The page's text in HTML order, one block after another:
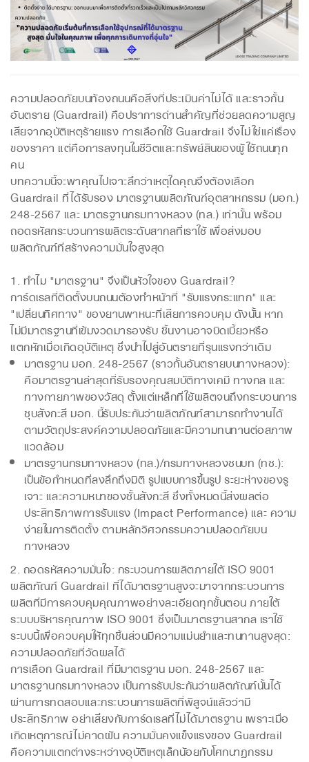
ความปลอดภัยบนท้องถนนคือสิ่งที่ประเมินค่าไม่ได้ และราวกั้น
อันตราย (Guardrail) คือปราการด่านสำคัญที่ช่วยลดความสูญ
เสียจากอุบัติเหตุร้ายแรง การเลือกใช้ Guardrail จึงไม่ใช่แค่เรื่อง
ของราคา แต่คือการลงทุนในชีวิตและทรัพย์สินของผู้ใช้ถนนทุก
คน
บทความนี้จะพาคุณไปเจาะลึกว่าเหตุใดคุณจึงต้องเลือก
Guardrail ที่ได้รับรอง มาตรฐานผลิตภัณฑ์อุตสาหกรรม (มอก.)
248-2567 และ มาตรฐานกรมทางหลวง (ทล.) เท่านั้น พร้อม
ถอดรหัสกระบวนการผลิตระดับสากลที่เราใช้ เพื่อส่งมอบ
ผลิตภัณฑ์ที่สร้างความมั่นใจสูงสุด
1. ทำไม "มาตรฐาน" จึงเป็นหัวใจของ Guardrail?
การ์ดเรลที่ติดตั้งบนถนนต้องทำหน้าที่ "รับแรงกระแทก" และ
"เปลี่ยนทิศทาง" ของยานพาหนะที่เสียการควบคุม ดังนั้น หาก
ไม่มีมาตรฐานที่เข้มงวดมารองรับ ชิ้นงานอาจบิดเบี้ยวหรือ
แตกหักเมื่อเกิดอุบัติเหตุ ซึ่งนำไปสู่อันตรายที่รุนแรงกว่าเดิม
มาตรฐาน มอก. 248-2567 (ราวกั้นอันตรายบนทางหลวง):
คือมาตรฐานล่าสุดที่รับรองคุณสมบัติทางเคมี ทางกล และ
ทางกายภาพของวัสดุ ตั้งแต่เหล็กที่ใช้ผลิตจนถึงกระบวนการ
ชุบสังกะสี มอก. นี้รับประกันว่าผลิตภัณฑ์สามารถทำงานได้
ตามวัตถุประสงค์ความปลอดภัยและมีความทนทานต่อสภาพ
แวดล้อม
มาตรฐานกรมทางหลวง (ทล.)/กรมทางหลวงชนบท (ทช.):
เป็นข้อกำหนดที่ลงลึกถึงมิติ รูปแบบการขึ้นรูป ระยะห่างของรู
เจาะ และความหนาของชั้นสังกะสี ซึ่งทั้งหมดนี้ส่งผลต่อ
ประสิทธิภาพการรับแรง (Impact Performance) และ ความ
ง่ายในการติดตั้ง ตามหลักวิศวกรรมความปลอดภัยบน
ทางหลวง
2. ถอดรหัสความมั่นใจ: กระบวนการผลิตภายใต้ ISO 9001
ผลิตภัณฑ์ Guardrail ที่ได้มาตรฐานสูงจะมาจากกระบวนการ
ผลิตที่มีการควบคุมคุณภาพอย่างละเอียดทุกขั้นตอน ภายใต้
ระบบบริหารคุณภาพ ISO 9001 ซึ่งเป็นมาตรฐานสากล เราใช้
ระบบนี้เพื่อควบคุมให้ทุกชิ้นส่วนมีความแม่นยำและทนทานสูงสุด:
ความปลอดภัยที่วัดผลได้
การเลือก Guardrail ที่มีมาตรฐาน มอก. 248-2567 และ
มาตรฐานกรมทางหลวง เป็นการรับประกันว่าผลิตภัณฑ์นั้นได้
ผ่านการทดสอบและกระบวนการผลิตที่พิสูจน์แล้วว่ามี
ประสิทธิภาพ อย่าเสี่ยงกับการ์ดเรลที่ไม่ได้มาตรฐาน เพราะเมื่อ
เกิดเหตุการณ์ไม่คาดฝัน ความมั่นคงแข็งแรงของ Guardrail
คือความแตกต่างระหว่างอุบัติเหตุเล็กน้อยกับโศกนาฏกรรม